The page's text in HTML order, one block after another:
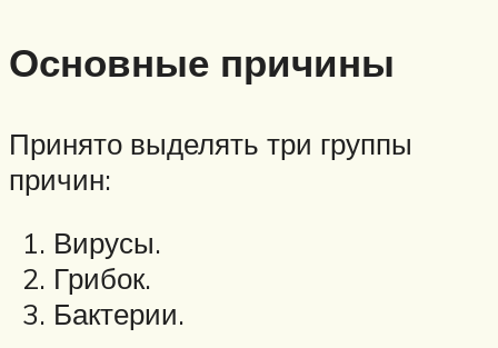
Основные причины
Принято выделять три группы
причин:
Вирусы.
Грибок.
Бактерии.